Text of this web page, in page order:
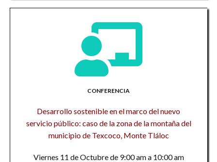
CONFERENCIA
Desarrollo sostenible en el marco del nuevo
servicio público: caso de la zona de la montaña del
municipio de Texcoco, Monte Tláloc
Viernes 11 de Octubre de 9:00 am a 10:00 am